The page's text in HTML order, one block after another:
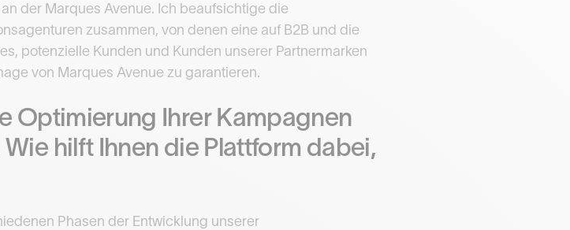
an der Marques Avenue. Ich beaufsichtige die
zusammen, von denen eine auf B2B und die
potenzielle Kunden und Kunden unserer Partnermarken
von Marques Avenue zu garantieren.
Optimierung Ihrer Kampagnen
hilft Ihnen die Plattform dabei,
Phasen der Entwicklung unserer